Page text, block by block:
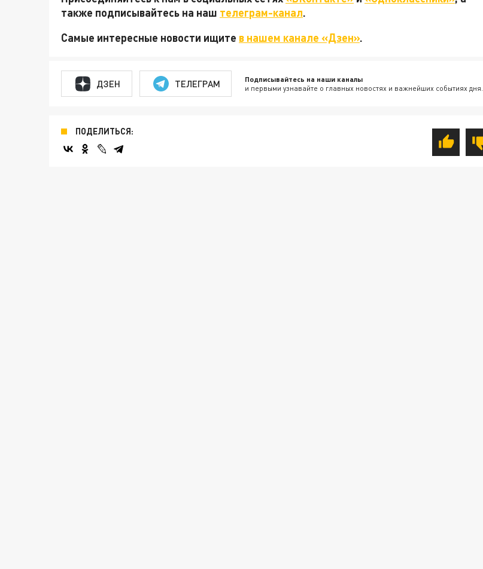
также подписывайтесь на наш телеграм-канал.
Самые интересные новости ищите в нашем канале «Дзен».
ДЗЕН ТЕЛЕГРАМ Подписывайтесь на наши каналы
и первыми узнавайте о главных новостях и важнейших событиях дня.
ПОДЕЛИТЬСЯ: